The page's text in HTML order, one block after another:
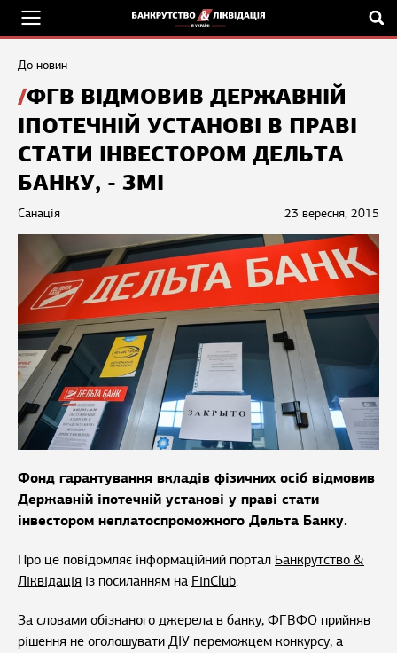
До новин
ФГВ ВІДМОВИВ ДЕРЖАВНІЙ
ІПОТЕЧНІЙ УСТАНОВІ В ПРАВІ
СТАТИ ІНВЕСТОРОМ ДЕЛЬТА
БАНКУ, - ЗМІ
23 вересня, 2015
Санація
Фонд гарантування вкладів фізичних осіб відмовив
Державній іпотечній установі у праві стати
інвестором неплатоспроможного Дельта Банку.
Про це повідомляє інформаційний портал Банкрутство &
Ліквідація із посиланням на FinClub.
За словами обізнаного джерела в банку, ФГВФО прийняв
рішення не оголошувати ДІУ переможцем конкурсу, а